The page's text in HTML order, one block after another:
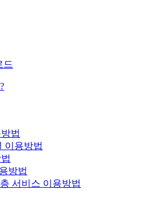
드
법
이용방법
방법
서비스 이용방법